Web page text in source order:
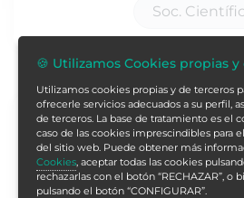
Soc.
Curso Universitario en
Botulínica y sus
Curso Acreditado por Universidad
🍪 Utilizamos Cookies propias
Utilizamos cookies propias y de terceros
ofrecerle servicios adecuados a su perfil,
de terceros. La base de tratamiento es el
caso de las cookies imprescindibles para
del sitio web. Puede obtener más
Cookies , aceptar todas las cookies
rechazarlas con el botón “RECHAZAR”, o
pulsando el botón “CONFIGURAR”.